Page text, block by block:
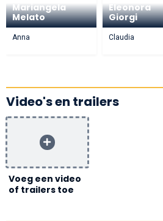
Mariangela
Melato
Anna
Eleonora
Giorgi
Claudia
Video's en trailers
Voeg een video
of trailers toe